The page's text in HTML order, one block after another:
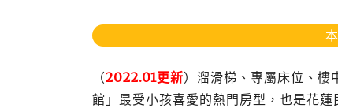
（2022.01更新）溜滑梯、專屬床位、
館」最受小孩喜愛的熱門房型，也是花